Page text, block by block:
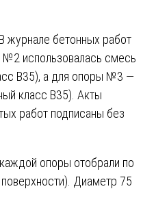
В журнале бетонных работ
использовалась смесь
В35), а для опоры №3 —
класс В35). Акты
работ подписаны без
опоры отобрали по
Диаметр 75